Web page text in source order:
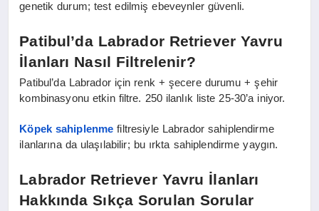
genetik durum; test edilmiş ebeveynler güvenli.
Patibul’da Labrador Retriever Yavru
İlanları Nasıl Filtrelenir?
Patibul’da Labrador için renk + şecere durumu + şehir
kombinasyonu etkin filtre. 250 ilanlık liste 25-30’a iniyor.
Köpek sahiplenme filtresiyle Labrador sahiplendirme
ilanlarına da ulaşılabilir; bu ırkta sahiplendirme yaygın.
Labrador Retriever Yavru İlanları
Hakkında Sıkça Sorulan Sorular